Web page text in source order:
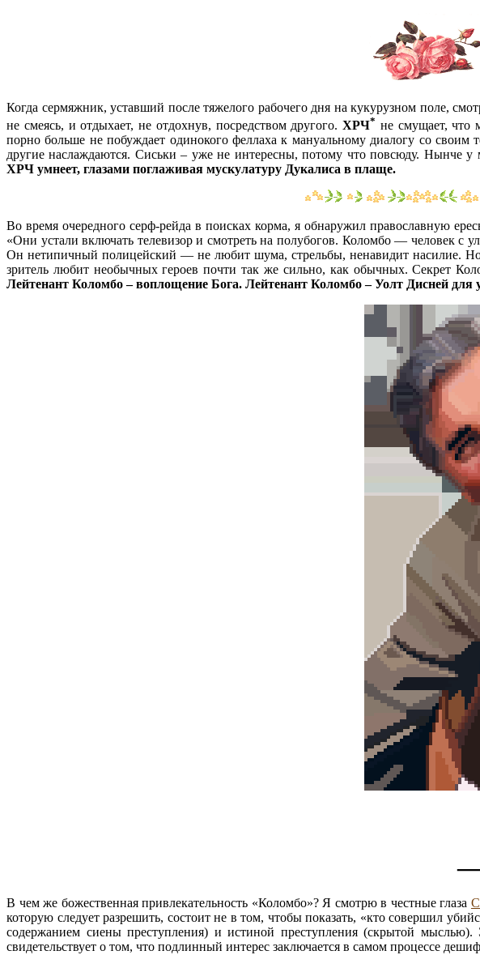
Когда сермяжник, уставший после тяжелого рабочего дня на кукурузном поле,
не смеясь, и отдыхает, не отдохнув, посредством другого.ХРЧ* не смущает, что
порно больше не побуждает одинокого феллаха к мануальному диалогу со своим
другие наслаждаются. Сиськи – уже не интересны, потому что повсюду. Нынче
ХРЧ умнеет, глазами поглаживая мускулатуру Дукалиса в плаще.
Во время очередного серф-рейда в поисках корма, я обнаружил православную
«Они устали включать телевизор и смотреть на полубогов. Коломбо — человек
Он нетипичный полицейский — не любит шума, стрельбы, ненавидит насилие.
зритель любит необычных героев почти так же сильно, как обычных. Секрет
Лейтенант Коломбо – воплощение Бога. Лейтенант Коломбо – Уолт Дисней для
—
В чем же божественная привлекательность «Коломбо»? Я смотрю в честные глаза
которую следует разрешить, состоит не в том, чтобы показать, «кто совершил
содержанием сиены преступления) и истиной преступления (скрытой
свидетельствует о том, что подлинный интерес заключается в самом процессе